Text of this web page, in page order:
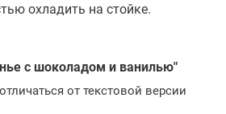
охладить на стойке.
с шоколадом и ванилью"
от текстовой версии